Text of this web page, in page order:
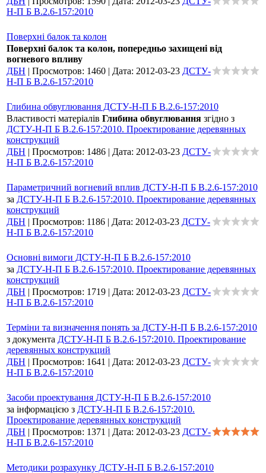
Н-П Б В.2.6-157:2010
Поверхні балок та колон
Поверхні балок та колон, попередньо захищені від
вогневого впливу
ДБН | Просмотров: 1460 | Дата: 2012-03-23 ДСТУ-
Н-П Б В.2.6-157:2010
Глибина обвуглювання ДСТУ-Н-П Б В.2.6-157:2010
Властивості матеріалів Глибина обвуглювання згідно з
ДСТУ-Н-П Б В.2.6-157:2010. Проектирование деревянных
конструкций
ДБН | Просмотров: 1486 | Дата: 2012-03-23 ДСТУ-
Н-П Б В.2.6-157:2010
Параметричний вогневий вплив ДСТУ-Н-П Б В.2.6-157:2010
за ДСТУ-Н-П Б В.2.6-157:2010. Проектирование деревянных
конструкций
ДБН | Просмотров: 1186 | Дата: 2012-03-23 ДСТУ-
Н-П Б В.2.6-157:2010
Основні вимоги ДСТУ-Н-П Б В.2.6-157:2010
за ДСТУ-Н-П Б В.2.6-157:2010. Проектирование деревянных
конструкций
ДБН | Просмотров: 1719 | Дата: 2012-03-23 ДСТУ-
Н-П Б В.2.6-157:2010
Терміни та визначення понять за ДСТУ-Н-П Б В.2.6-157:2010
з документа ДСТУ-Н-П Б В.2.6-157:2010. Проектирование
деревянных конструкций
ДБН | Просмотров: 1641 | Дата: 2012-03-23 ДСТУ-
Н-П Б В.2.6-157:2010
Засоби проектування ДСТУ-Н-П Б В.2.6-157:2010
за інформацією з ДСТУ-Н-П Б В.2.6-157:2010.
Проектирование деревянных конструкций
ДБН | Просмотров: 1371 | Дата: 2012-03-23 ДСТУ-
Н-П Б В.2.6-157:2010
Методики розрахунку ДСТУ-Н-П Б В.2.6-157:2010